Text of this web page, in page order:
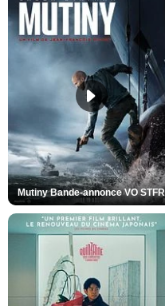
Mutiny Bande-annonce VO STFR